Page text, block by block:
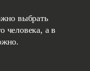
человека, а в